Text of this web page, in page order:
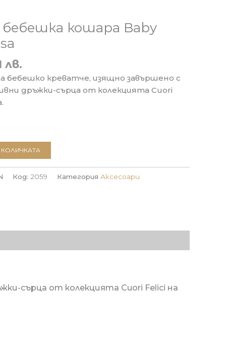
кошара Baby
лв.
бебешкo креватче, изящно завършено с
дръжки-сърца от колекцията Cuori
Код: 2059 Категория Аксесоари
сърца от колекцията Cuori Felici на